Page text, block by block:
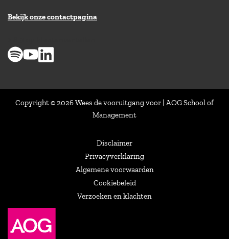
Bekijk onze contactpagina
Copyright © 2026 Wees de vooruitgang voor | AOG School of
Management
Disclaimer
Privacyverklaring
Algemene voorwaarden
Cookiebeleid
Verzoeken en klachten